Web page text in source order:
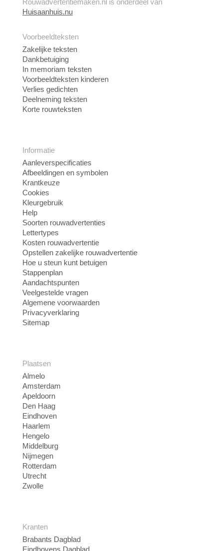
Rouwadvertentiemaken.nl is onderdeel van
Huisaanhuis.nu
Voorbeeldteksten
Zakelijke teksten
Dankbetuiging
In memoriam teksten
Voorbeeldteksten kinderen
Verlies gedichten
Deelneming teksten
Korte rouwteksten
Informatie
Aanleverspecificaties
Afbeeldingen en symbolen
Krantkeuze
Cookies
Kleurgebruik
Help
Soorten rouwadvertenties
Lettertypes
Kosten rouwadvertentie
Opstellen zakelijke rouwadvertentie
Hoe u steun kunt betuigen
Stappenplan
Aandachtspunten
Veelgestelde vragen
Algemene voorwaarden
Privacyverklaring
Sitemap
Plaatsen
Almelo
Amsterdam
Apeldoorn
Den Haag
Eindhoven
Haarlem
Hengelo
Middelburg
Nijmegen
Rotterdam
Utrecht
Zwolle
Kranten
Brabants Dagblad
Eindhovens Dagblad